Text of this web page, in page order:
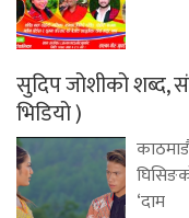
सुदिप जोशीको शब्द,
भिडियो )
‘दाम